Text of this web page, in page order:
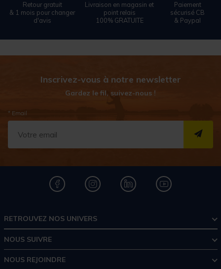
Retour gratuit
& 1 mois pour changer
d'avis
Livraison en magasin et
point relais
100% GRATUITE
Paiement
sécurisé CB
& Paypal
Inscrivez-vous à notre newsletter
Gardez le fil, suivez-nous !
* Email
RETROUVEZ NOS UNIVERS
NOUS SUIVRE
NOUS REJOINDRE